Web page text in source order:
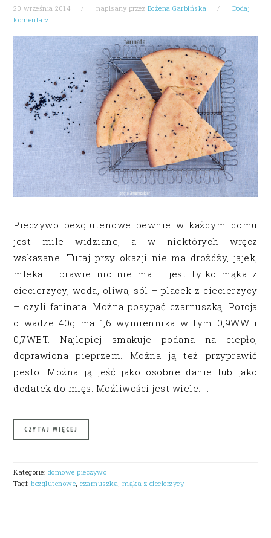
20 września 2014 napisany przez Bożena Garbińska
Dodaj
komentarz
Pieczywo bezglutenowe pewnie w każdym domu
jest mile widziane, a w niektórych wręcz
wskazane. Tutaj przy okazji nie ma drożdży, jajek,
mleka … prawie nic nie ma – jest tylko mąka z
ciecierzycy, woda, oliwa, sól – placek z ciecierzycy
– czyli farinata. Można posypać czarnuszką. Porcja
o wadze 40g ma 1,6 wymiennika w tym 0,9WW i
0,7WBT. Najlepiej smakuje podana na ciepło,
doprawiona pieprzem. Można ją też przyprawić
pesto. Można ją jeść jako osobne danie lub jako
dodatek do mięs. Możliwości jest wiele. …
CZYTAJ WIĘCEJ
Kategorie: domowe pieczywo
Tagi:bezglutenowe,czarnuszka,mąka z ciecierzycy